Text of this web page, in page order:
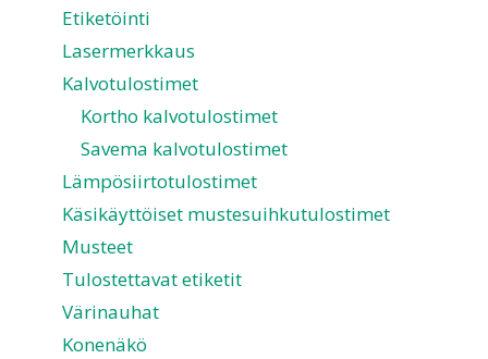
Etiketöinti
Lasermerkkaus
Kalvotulostimet
Kortho kalvotulostimet
Savema kalvotulostimet
Lämpösiirtotulostimet
Käsikäyttöiset mustesuihkutulostimet
Musteet
Tulostettavat etiketit
Värinauhat
Konenäkö